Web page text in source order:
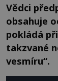
Vědci
obsahuje
pokládá
takzvané
vesmíru“.